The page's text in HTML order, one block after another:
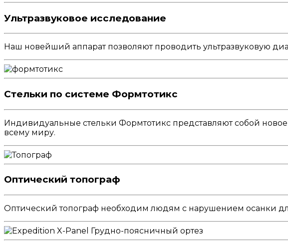
Ультразвуковое исследование
Наш новейший аппарат позволяют проводить ультразвуковую
Стельки по системе Формтотикс
Индивидуальные стельки Формтотикс представляют собой
всему миру.
Оптический топограф
Оптический топограф необходим людям с нарушением осанки